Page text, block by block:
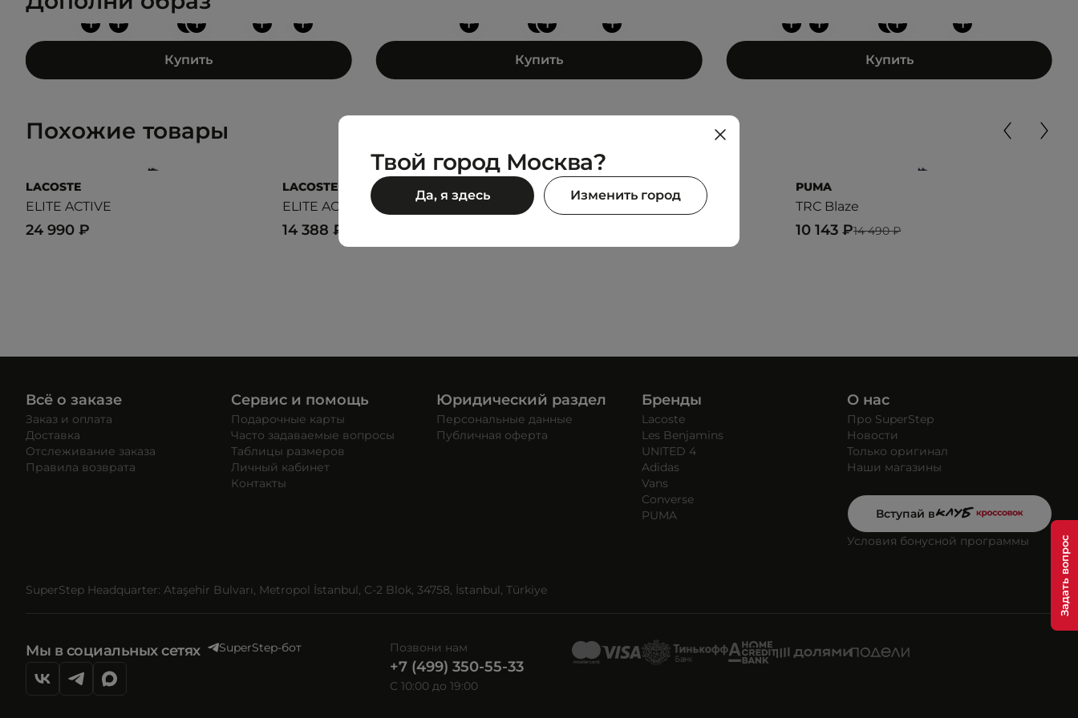
+
+
+ + +
+
Купить
+
+
+ +
Купить
+
+
+ +
+
Купить
Похожие товары
LACOSTE
ELITE ACTIVE
24 990 ₽
LACOSTE
ELITE ACTIVE
14 388 ₽
LACOSTE
ELITE ACTIVE
PUMA
TRC Blaze
14 490 ₽
10 143 ₽
Всё о заказе
Заказ и оплата
Доставка
Отслеживание заказа
Правила возврата
Сервис и помощь
Подарочные карты
Часто задаваемые вопросы
Таблицы размеров
Личный кабинет
Контакты
Юридический раздел
Персональные данные
Публичная оферта
Бренды
Lacoste
Les Benjamins
UNITED 4
Adidas
Vans
Converse
PUMA
О нас
Про SuperStep
Новости
Только оригинал
Наши магазины
Вступай в
Условия бонусной программы
SuperStep Headquarter: Ataşehir Bulvarı, Metropol İstanbul, C-2 Blok, 34758, İstanbul, Türkiye
Мы в социальных сетях SuperStep-бот Позвони нам
+7 (499) 350-55-33
C 10:00 до 19:00
Твой город Москва?
Да, я здесь Изменить город